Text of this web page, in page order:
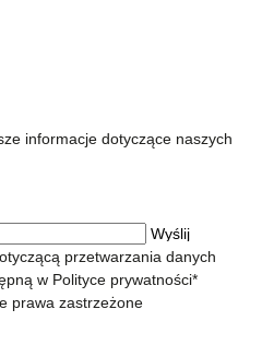
informacje dotyczące naszych
przetwarzania danych
w Polityce prywatności*
prawa zastrzeżone